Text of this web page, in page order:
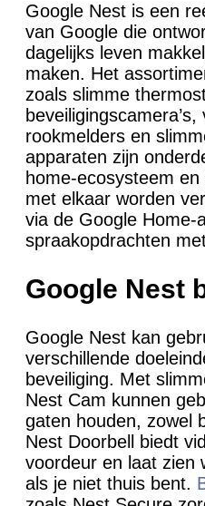
Google Nest is een
van Google die
dagelijks leven
maken. Het
zoals slimme
rookmelders en
apparaten zijn
home-ecosysteem
met elkaar worden
via de Google Home-
spraakopdrachten
Google Nest
Google Nest kan
verschillende
beveiliging. Met
Nest Cam kunnen
gaten houden, zowel
Nest Doorbell biedt
voordeur en laat zien
als je niet thuis bent.